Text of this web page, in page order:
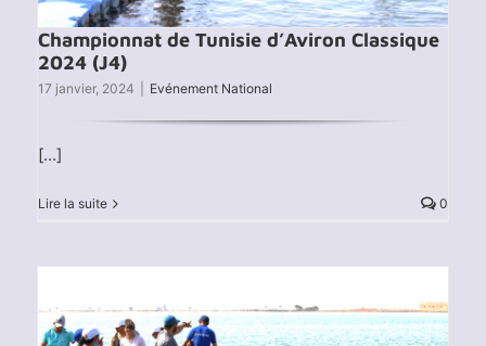
Championnat de Tunisie d’Aviron Classique
2024 (J4)
17 janvier, 2024 Evénement National
[...]
Lire la suite 0